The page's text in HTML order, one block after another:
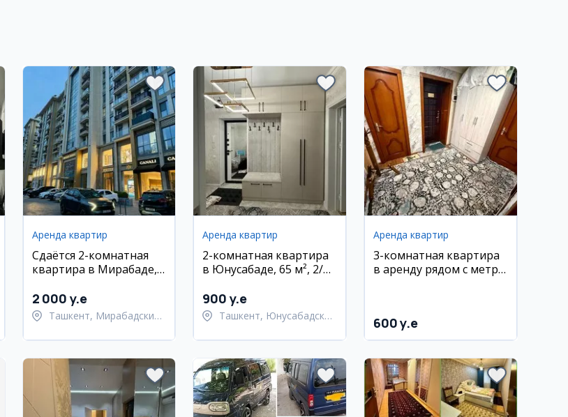
Аренда квартир
Сдаётся 2-комнатная
квартира в Мирабаде,
2 000 y.e
Ташкент, Мирабадский
Аренда квартир
2-комнатная квартира
в Юнусабаде, 65 м², 2/9
900 y.e
Ташкент, Юнусабадский
Аренда квартир
3-комнатная квартира
в аренду рядом с метро
600 y.e